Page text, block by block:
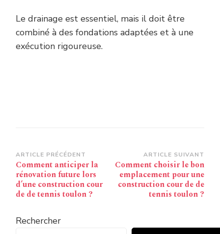
Le drainage est essentiel, mais il doit être
combiné à des fondations adaptées et à une
exécution rigoureuse.
Navigation
d’article
ARTICLE PRÉCÉDENT
Comment anticiper la
rénovation future lors
d’une construction cour
de de tennis toulon ?
ARTICLE SUIVANT
Comment choisir le bon
emplacement pour une
construction cour de de
tennis toulon ?
Rechercher